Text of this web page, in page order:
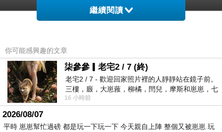
繼續閱讀
你可能感興趣的文章
柒參參▎老宅2 / 7 (終)
老宅2 / 7 - 歡迎回家照片裡的人靜靜站在鏡子前。
三樓，廄，大崽蕥，柳橘，閆兒，摩斯和崽崽，七
個人整整齊齊地站在鏡框之外，如同
16 小時前
2026/08/07
平時 崽崽幫忙過磅 都是玩一下玩一下 今天親自上陣 整個又被崽崽 玩